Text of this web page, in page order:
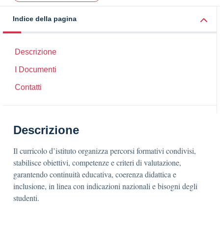
Indice della pagina
Descrizione
I Documenti
Contatti
Descrizione
Il curricolo d’istituto organizza percorsi formativi condivisi,
stabilisce obiettivi, competenze e criteri di valutazione,
garantendo continuità educativa, coerenza didattica e
inclusione, in linea con indicazioni nazionali e bisogni degli
studenti.